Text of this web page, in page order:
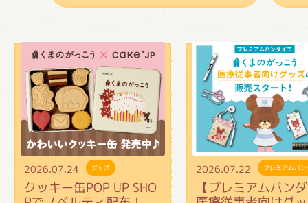
2026.07.24 グッズ
クッキー缶POP UP SHO
2026.07.22 プレミアムバ
【プレミアムバン